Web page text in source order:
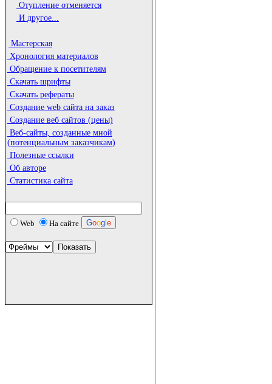
Отупление отменяется
И другое...
Мастерская
Хронология материалов
Обращение к посетителям
Скачать шрифты
Скачать рефераты
Создание web сайта на заказ
Создание веб сайтов (цены)
Веб-сайты, созданные мной
(потенциальным заказчикам)
Полезные ссылки
Об авторе
Статистика сайта
Web На сайте Goog e